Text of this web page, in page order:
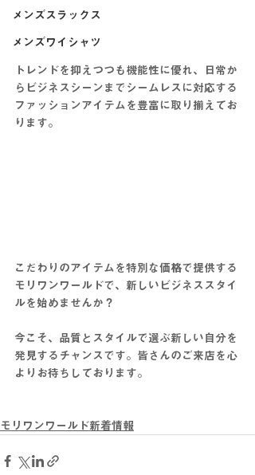
メンズスラックス
メンズワイシャツ
トレンドを抑えつつも機能性に優れ、日常か
らビジネスシーンまでシームレスに対応する
ファッションアイテムを豊富に取り揃えてお
ります。
こだわりのアイテムを特別な価格で提供する
モリワンワールドで、新しいビジネススタイ
ルを始めませんか？
今こそ、品質とスタイルで選ぶ新しい自分を
発見するチャンスです。 皆さんのご来店を心
よりお待ちしております。
モリワンワールド新着情報